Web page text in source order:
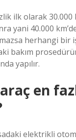
ilk olarak 30.000
yani 40.000
herhangi bir
bakım
yapılır.
en
elektrikli